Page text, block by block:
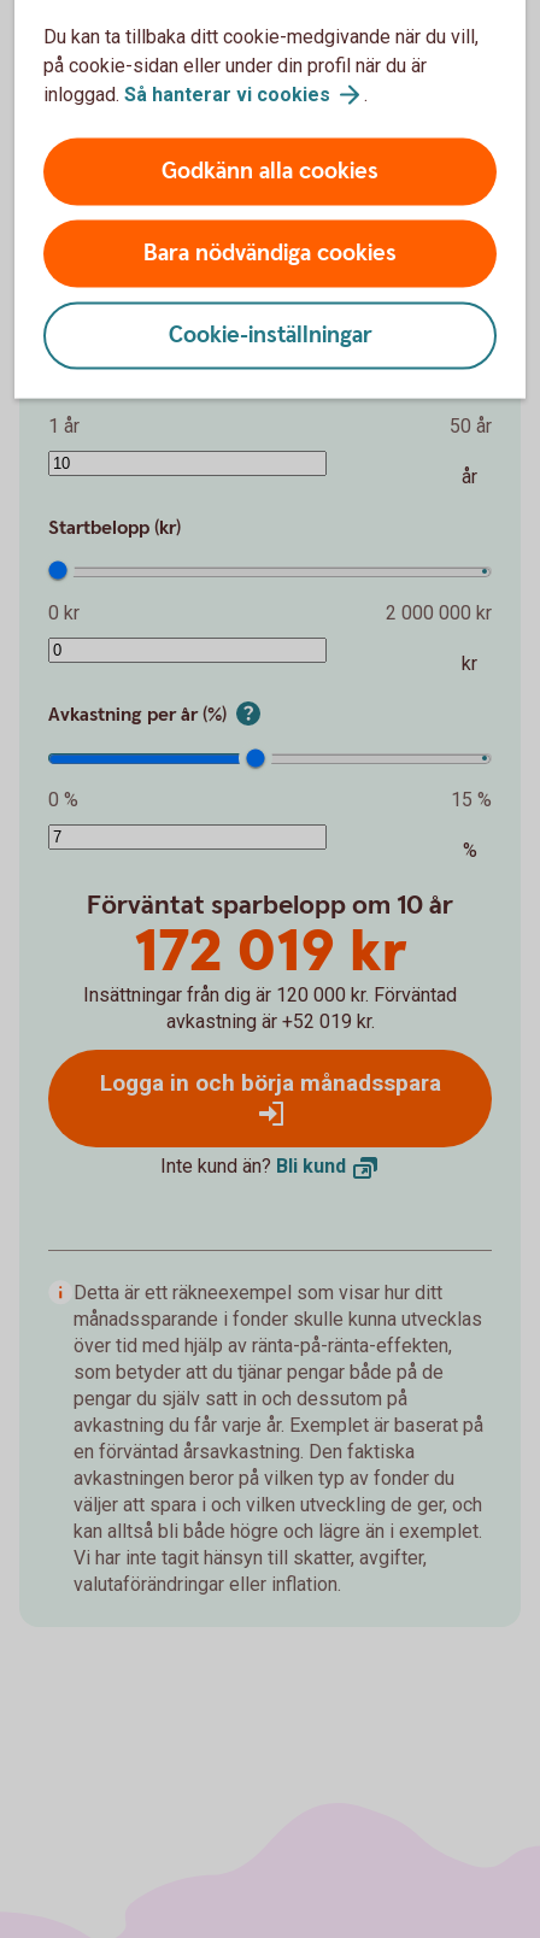
Det är aldrig försent att börja spara. Även en
liten summa kan växa över tid.
Belopp per månad (kr)
100 kr 30 000 kr
kr
1 år 50 år
år
Startbelopp (kr)
0 kr 2 000 000 kr
kr
Avkastning per år (%)
0 % 15 %
%
Förväntat sparbelopp om 10 år
172 019 kr
Insättningar från dig är 120 000 kr. Förväntad
avkastning är +52 019 kr.
Logga in och börja månadsspara
Inte kund än? Bli kund
Detta är ett räkneexempel som visar hur ditt
månadssparande i fonder skulle kunna utvecklas
över tid med hjälp av ränta-på-ränta-effekten,
som betyder att du tjänar pengar både på de
pengar du själv satt in och dessutom på
avkastning du får varje år. Exemplet är baserat på
en förväntad årsavkastning. Den faktiska
avkastningen beror på vilken typ av fonder du
väljer att spara i och vilken utveckling de ger, och
kan alltså bli både högre och lägre än i exemplet.
Vi har inte tagit hänsyn till skatter, avgifter,
valutaförändringar eller inflation.
Du kan ta tillbaka ditt cookie-medgivande när du vill,
på cookie-sidan eller under din profil när du är
inloggad. Så hanterar vi cookies .
Godkänn alla cookies
Bara nödvändiga cookies
Cookie-inställningar